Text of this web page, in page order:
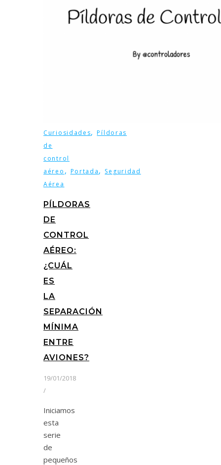
Curiosidades,Píldoras
de
control
aéreo , Portada, Seguridad
Aérea
PÍLDORAS
DE
CONTROL
AÉREO:
¿CUÁL
ES
LA
SEPARACIÓN
MÍNIMA
ENTRE
AVIONES?
19/01/2018
/
Iniciamos
esta
serie
de
pequeños